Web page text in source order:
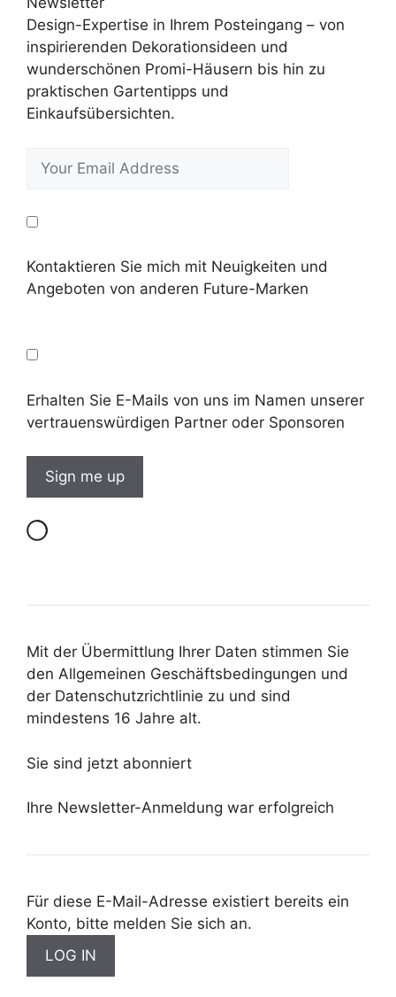
Design-Expertise in Ihrem Posteingang – von
inspirierenden Dekorationsideen und
wunderschönen Promi-Häusern bis hin zu
praktischen Gartentipps und
Einkaufsübersichten.
Kontaktieren Sie mich mit Neuigkeiten und
Angeboten von anderen Future-Marken
Erhalten Sie E-Mails von uns im Namen unserer
vertrauenswürdigen Partner oder Sponsoren
Mit der Übermittlung Ihrer Daten stimmen Sie
den Allgemeinen Geschäftsbedingungen und
der Datenschutzrichtlinie zu und sind
mindestens 16 Jahre alt.
Sie sind jetzt abonniert
Ihre Newsletter-Anmeldung war erfolgreich
Für diese E-Mail-Adresse existiert bereits ein
Konto, bitte melden Sie sich an.